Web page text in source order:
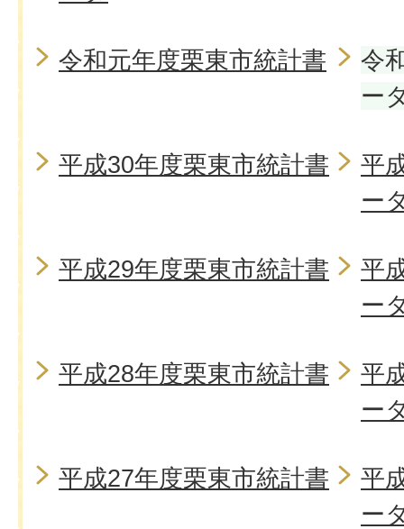
令和元年度栗東市統計書
令
ー
平成30年度栗東市統計書
平
ー
平成29年度栗東市統計書
平
ー
平成28年度栗東市統計書
平
ー
平成27年度栗東市統計書
平
ー